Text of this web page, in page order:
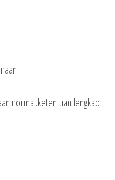
normal.ketentuan lengkap